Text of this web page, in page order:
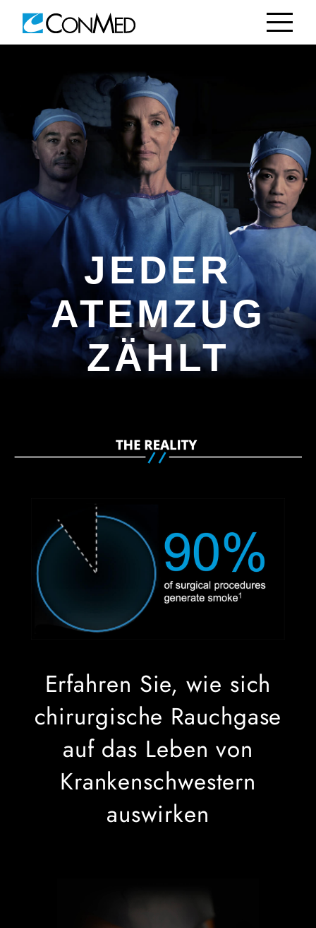
JEDER
ATEMZUG
ZÄHLT
Erfahren Sie, wie sich
chirurgische Rauchgase
auf das Leben von
Krankenschwestern
auswirken